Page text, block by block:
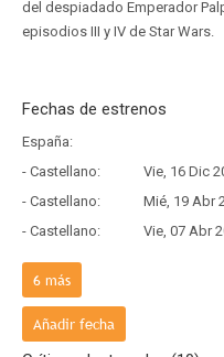
del despiadado Emperador
episodios III y IV de Star Wars.
Fechas de estrenos
España:
- Castellano:
Vie, 16 Dic 2016
- Castellano:
Mié, 19 Abr 2017
- Castellano:
Vie, 07 Abr 2017
México:
- Español latino:
Argentina:
- Español latino:
Vie, 16 Dic 2016
6 más
Añadir fecha